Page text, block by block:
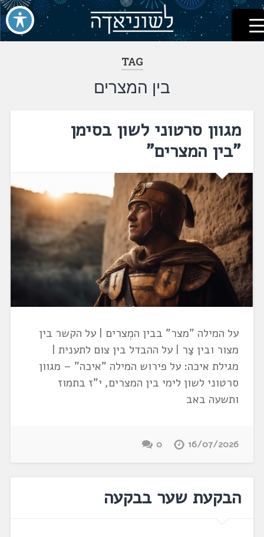
דלג
לתוכן
לשוניאדה
עברית. לשון. שפה
TAG
בין המצרים
מגוון סרטוני לשון בסימן
"בין המצרים"
על המילה "מצר" בבין המְצרים | על הקשר בין
מצור ובין צַר | על ההבדל בין צום לתענית |
מגילת איכה: על פירוש המילה "איכה" – מגוון
סרטוני לשון לימי בין המצרים, י"ז בתמוז
ותשעה באב
16/07/2026
0
הבקעת שער בבקעה